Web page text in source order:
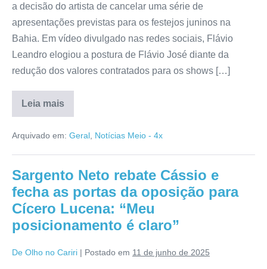
a decisão do artista de cancelar uma série de
apresentações previstas para os festejos juninos na
Bahia. Em vídeo divulgado nas redes sociais, Flávio
Leandro elogiou a postura de Flávio José diante da
redução dos valores contratados para os shows […]
Leia mais
Arquivado em: Geral Notícias Meio - 4x
Sargento Neto rebate Cássio e
fecha as portas da oposição para
Cícero Lucena: “Meu
posicionamento é claro”
De Olho no Cariri | Postado em 11 de junho de 2025